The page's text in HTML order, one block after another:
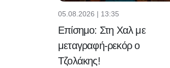
05.08.2026 | 13:35
Επίσημο: Στη Χαλ με
μεταγραφή-ρεκόρ ο
Τζολάκης!